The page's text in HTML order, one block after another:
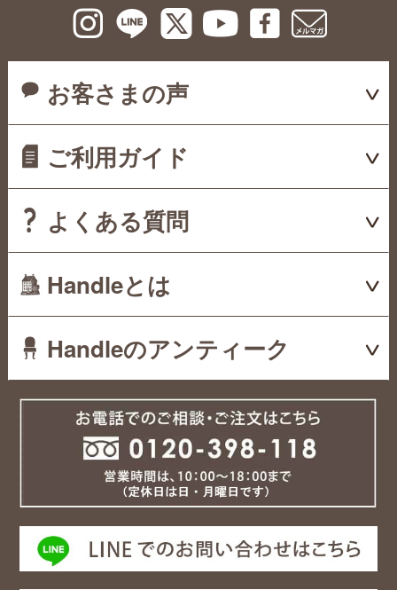
お客さまの声
ご利用ガイド
よくある質問
Handleとは
Handleのアンティーク